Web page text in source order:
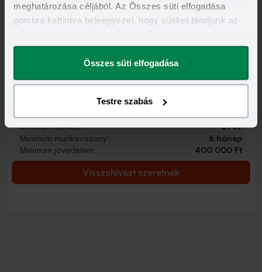
meghatározása céljából. Az Összes süti elfogadása
gombra kattintva beleegyezel, hogy sütiket tároljunk az
megváltoztathatod.
Összes süti elfogadása
Testre szabás
OTP Otthon Személyi Kölcsön
2 000 000 - 15 000 000 Ft
12,70 - 14,99% 9,99 - 13,49%
Minimum életkor:
21 év
Minimum munkaviszony:
6 hónap
Minimum jövedelem:
400 000 Ft
Visszahívást szeretnék